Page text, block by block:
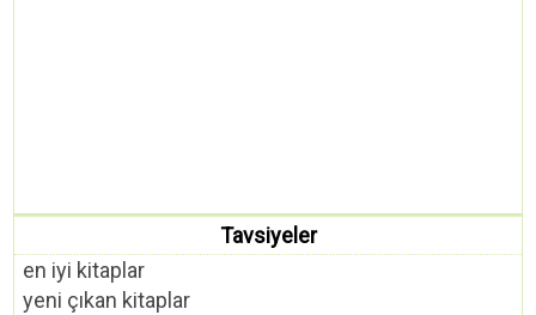
Tavsiyeler
en iyi kitaplar
yeni çıkan kitaplar